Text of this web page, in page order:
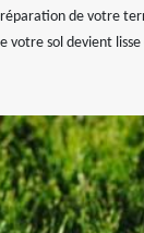
de votre
votre sol devient